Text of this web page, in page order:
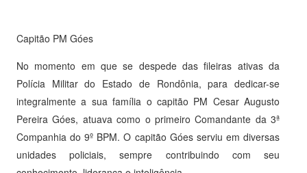
Capitão PM Góes
No momento em que se despede das fileiras ativas da
Polícia Militar do Estado de Rondônia, para dedicar-se
integralmente a sua família o capitão PM Cesar Augusto
Pereira Góes, atuava como o primeiro Comandante da 3ª
Companhia do 9º BPM. O capitão Góes serviu em diversas
unidades policiais, sempre contribuindo com seu